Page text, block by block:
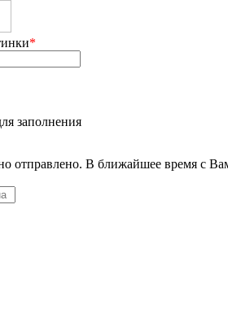
*
заполнения
отправлено. В ближайшее время с